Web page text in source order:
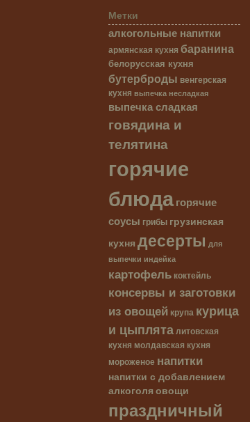
Метки
алкогольные напитки
армянская кухня баранина
белорусская кухня
бутерброды венгерская
кухня выпечка несладкая
выпечка сладкая
говядина и
телятина
горячие
блюдагорячие
соусы грибы грузинская
кухня десерты для
выпечки индейка
картофель коктейль
консервы и заготовки
из овощей крупа курица
и цыпляталитовская
кухня молдавская кухня
мороженое напитки
напитки с добавлением
алкоголя овощи
праздничный